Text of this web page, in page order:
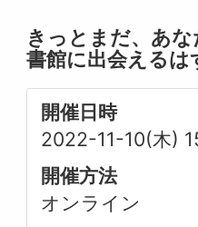
きっとまだ、あ
書館に出会えるは
開催日時
2022-11-10(木)
開催方法
オンライン